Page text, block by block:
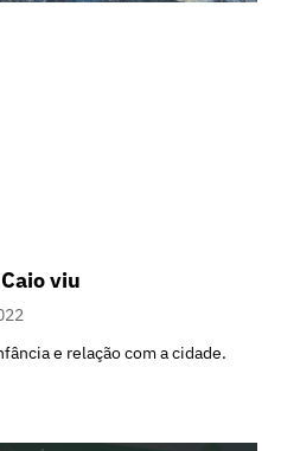
viu
e relação com a cidade.